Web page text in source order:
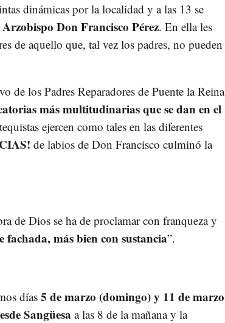
dinámicas por la localidad y a las 13 se
Don Francisco Pérez. En ella les
de aquello que, tal vez los padres, no pueden
de los Padres Reparadores de Puente la Reina
más multitudinarias que se dan en el
ejercen como tales en las diferentes
de labios de Don Francisco culminó la
de Dios se ha de proclamar con franqueza y
fachada, más bien con sustancia”.
días 5 de marzo (domingo) y 11 de marzo
Sangüesa a las 8 de la mañana y la